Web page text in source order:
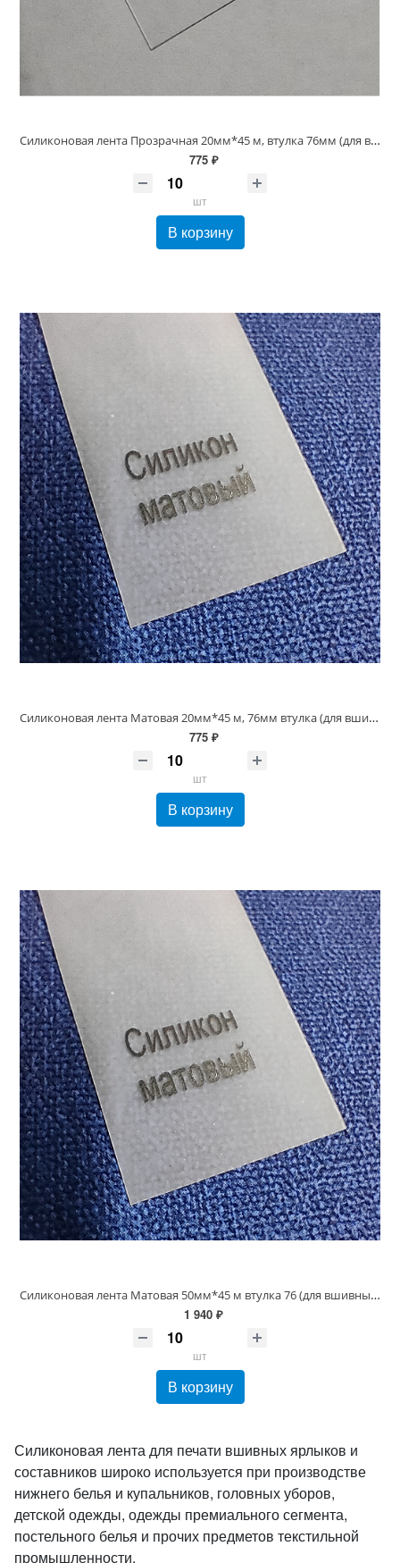
Силиконовая лента Прозрачная 20мм*45 м, втулка 76мм (для вшивных ярлыков)
775 ₽
шт
В корзину
Силиконовая лента Матовая 20мм*45 м, 76мм втулка (для вшивных ярлыков)
775 ₽
шт
В корзину
Силиконовая лента Матовая 50мм*45 м втулка 76 (для вшивных ярлыков)
1 940 ₽
шт
В корзину
Силиконовая лента для печати вшивных ярлыков и
составников широко используется при производстве
нижнего белья и купальников, головных уборов,
детской одежды, одежды премиального сегмента,
постельного белья и прочих предметов текстильной
промышленности.